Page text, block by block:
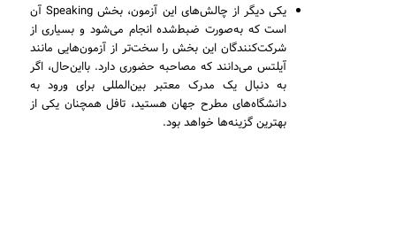
یکی دیگر از چالش‌های این آزمون، بخش Speaking آن
است که به‌صورت ضبط‌شده انجام می‌شود و بسیاری از
شرکت‌کنندگان این بخش را سخت‌تر از آزمون‌هایی مانند
آیلتس می‌دانند که مصاحبه حضوری دارد. بااین‌حال، اگر
به دنبال یک مدرک معتبر بین‌المللی برای ورود به
دانشگاه‌های مطرح جهان هستید، تافل همچنان یکی از
بهترین گزینه‌ها خواهد بود.